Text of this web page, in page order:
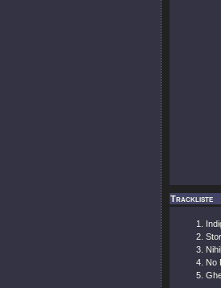
Trackliste
No